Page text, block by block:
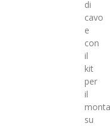
di
cavo
e
con
il
kit
per
il
su